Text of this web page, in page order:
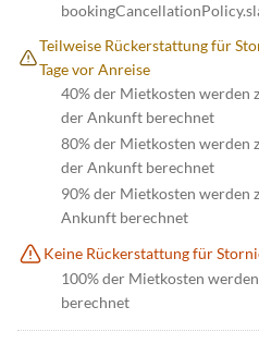
Teilweise Rückerstattung für
Tage vor Anreise
40% der Mietkosten werden
der Ankunft berechnet
80% der Mietkosten werden
der Ankunft berechnet
90% der Mietkosten werden
Ankunft berechnet
Keine Rückerstattung für
100% der Mietkosten
berechnet